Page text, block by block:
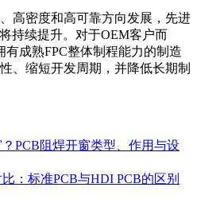
高密度和高可靠方向发展，先进
持续提升。对于OEM客户而
成熟FPC整体制程能力的制造
、缩短开发周期，并降低长期制
PCB阻焊开窗类型、作用与设
：标准PCB与HDI PCB的区别